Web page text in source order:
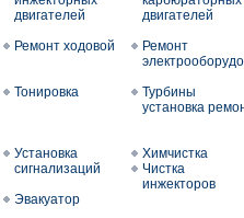
двигателей
двигателей
Ремонт ходовой
Ремонт
Тонировка
Турбины
установка
Установка
сигнализаций
Химчистка
Чистка
инжекторов
Эвакуатор